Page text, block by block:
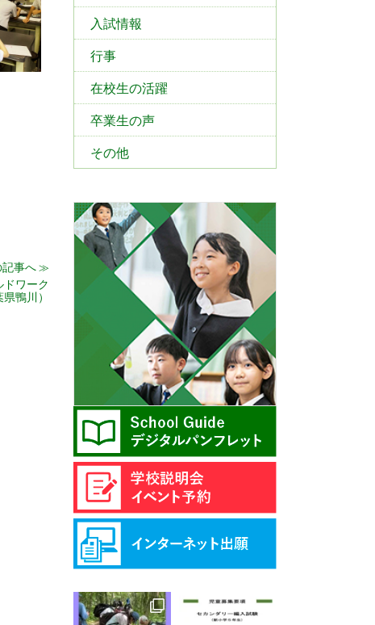
入試情報
行事
在校生の活躍
卒業生の声
その他
記事へ≫
ドワーク
県鴨川）